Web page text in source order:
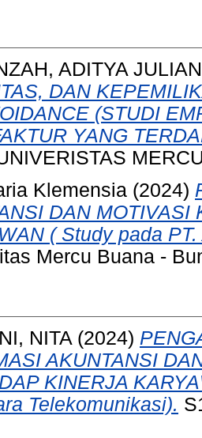
ADITYA JULIAN
DAN
(STUDI
YANG
Klemensia (2024)
DAN MOTIVASI
( Study pada
Mercu Buana -
NITA (2024)
AKUNTANSI
KINERJA
Telekomunikasi).